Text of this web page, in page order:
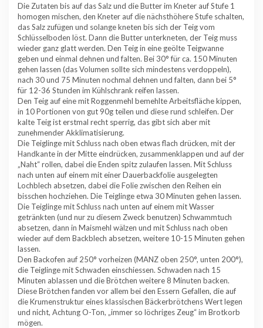
Die Zutaten bis auf das Salz und die Butter im Kneter auf Stufe 1
homogen mischen, den Kneter auf die nächsthöhere Stufe schalten,
das Salz zufügen und solange kneten bis sich der Teig vom
Schlüsselboden löst. Dann die Butter unterkneten, der Teig muss
wieder ganz glatt werden. Den Teig in eine geölte Teigwanne
geben und einmal dehnen und falten. Bei 30° für ca. 150 Minuten
gehen lassen (das Volumen sollte sich mindestens verdoppeln),
nach 30 und 75 Minuten nochmal dehnen und falten, dann bei 5°
für 12-36 Stunden im Kühlschrank reifen lassen.
Den Teig auf eine mit Roggenmehl bemehlte Arbeitsfläche kippen,
in 10 Portionen von gut 90g teilen und diese rund schleifen. Der
kalte Teig ist erstmal recht sperrig, das gibt sich aber mit
zunehmender Akklimatisierung.
Die Teiglinge mit Schluss nach oben etwas flach drücken, mit der
Handkante in der Mitte eindrücken, zusammenklappen und auf der
„Naht“ rollen, dabei die Enden spitz zulaufen lassen. Mit Schluss
nach unten auf einem mit einer Dauerbackfolie ausgelegten
Lochblech absetzen, dabei die Folie zwischen den Reihen ein
bisschen hochziehen. Die Teiglinge etwa 30 Minuten gehen lassen.
Die Teiglinge mit Schluss nach unten auf einem mit Wasser
getränkten (und nur zu diesem Zweck benutzen) Schwammtuch
absetzen, dann in Maismehl wälzen und mit Schluss nach oben
wieder auf dem Backblech absetzen, weitere 10-15 Minuten gehen
lassen.
Den Backofen auf 250° vorheizen (MANZ oben 250°, unten 200°),
die Teiglinge mit Schwaden einschiessen. Schwaden nach 15
Minuten ablassen und die Brötchen weitere 8 Minuten backen.
Diese Brötchen fanden vor allem bei den Essern Gefallen, die auf
die Krumenstruktur eines klassischen Bäckerbrötchens Wert legen
und nicht, Achtung O-Ton, „immer so löchriges Zeug“ im Brotkorb
mögen.